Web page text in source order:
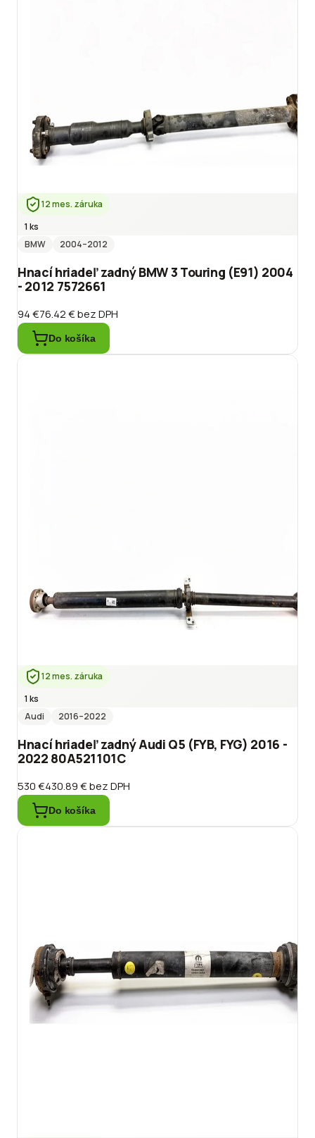
12 mes. záruka
1 ks
BMW
2004–2012
Hnací hriadeľ zadný BMW 3 Touring (E91) 2004
- 2012 7572661
94 €76.42 €bez DPH
Do košíka
12 mes. záruka
1 ks
Audi
2016–2022
Hnací hriadeľ zadný Audi Q5 (FYB, FYG) 2016 -
2022 80A521101C
530 €430.89 €bez DPH
Do košíka